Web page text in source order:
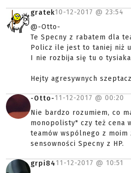
gratek10-12-2017 @ 23:54
@-Otto-
Te Specny z rabatem dla
Policz ile jest to taniej niż
I nie rozbija się tu o
Hejty agresywnych
-Otto-11-12-2017 @ 00:20
Nie bardzo rozumiem, co
monopolisty" czy też cena
teamów wspólnego z moim
sensowności Specny z HP.
grpi8411-12-2017 @ 10:51